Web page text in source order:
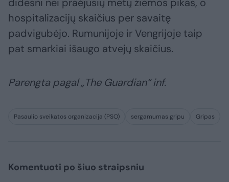
hospitalizacijų skaičius per savaitę
padvigubėjo. Rumunijoje ir Vengrijoje taip
pat smarkiai išaugo atvejų skaičius.
Parengta pagal „The Guardian“ inf.
Pasaulio sveikatos organizacija (PSO) sergamumas gripu Gripas
Komentuoti po šiuo straipsniu